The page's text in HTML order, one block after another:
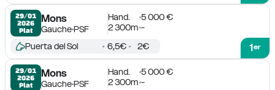
29/01
2026
Plat
Mons
GauchePSF
Hand.
5 000 €
2 300m -
1er
Puerta del Sol 6,5€ 2€
29/01
2026
Plat
Mons
GauchePSF
Hand.
5 000 €
2 300m -